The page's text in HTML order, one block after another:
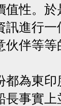
值性。
訊進行
伙伴等等
都為東
長事實